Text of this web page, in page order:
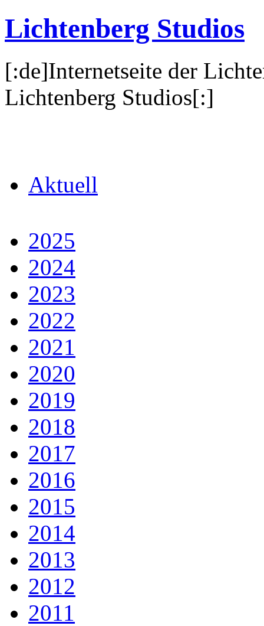
Lichtenberg Studios
[:de]Internetseite der
Lichtenberg Studios[:]
Aktuell
2025
2024
2023
2022
2021
2020
2019
2018
2017
2016
2015
2014
2013
2012
2011